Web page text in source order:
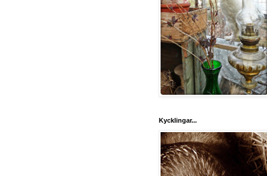
Kycklingar...